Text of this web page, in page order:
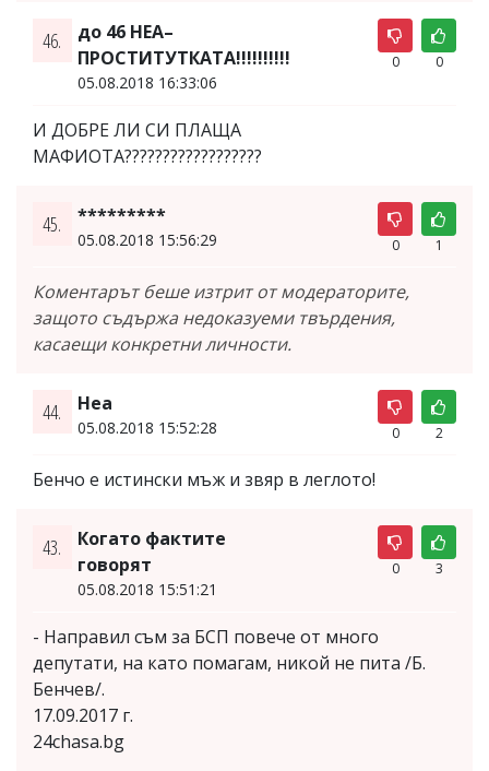
46.
до 46 НЕА–
ПРОСТИТУТКАТА!!!!!!!!!!
05.08.2018 16:33:06
0 0
И ДОБРЕ ЛИ СИ ПЛАЩА
МАФИОТА??????????????????
45. *********
05.08.2018 15:56:29 0 1
Коментарът беше изтрит от модераторите,
защото съдържа недоказуеми твърдения,
касаещи конкретни личности.
44. Неа
05.08.2018 15:52:28 0 2
Бенчо е истински мъж и звяр в леглото!
43.
Когато фактите
говорят
05.08.2018 15:51:21
0 3
- Направил съм за БСП повече от много
депутати, на като помагам, никой не пита /Б.
Бенчев/.
17.09.2017 г.
24chasa.bg